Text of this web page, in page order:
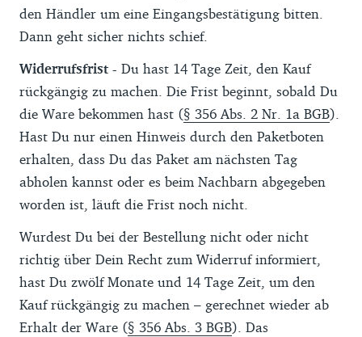
den Händler um eine Eingangsbestätigung bitten.
Dann geht sicher nichts schief.
Widerrufsfrist - Du hast 14 Tage Zeit, den Kauf
rückgängig zu machen. Die Frist beginnt, sobald Du
die Ware bekommen hast (§ 356 Abs. 2 Nr. 1a BGB).
Hast Du nur einen Hinweis durch den Paketboten
erhalten, dass Du das Paket am nächsten Tag
abholen kannst oder es beim Nachbarn abgegeben
worden ist, läuft die Frist noch nicht.
Wurdest Du bei der Bestellung nicht oder nicht
richtig über Dein Recht zum Widerruf informiert,
hast Du zwölf Monate und 14 Tage Zeit, um den
Kauf rückgängig zu machen – gerechnet wieder ab
Erhalt der Ware (§ 356 Abs. 3 BGB). Das